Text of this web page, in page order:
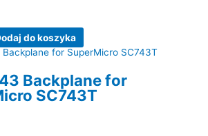
do koszyka
Backplane for
SC743T